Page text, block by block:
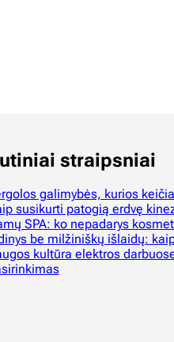
straipsniai
galimybės, kurios
susikurti patogią erdvę
SPA: ko nepadarys
be milžiniškų išlaidų:
kultūra elektros